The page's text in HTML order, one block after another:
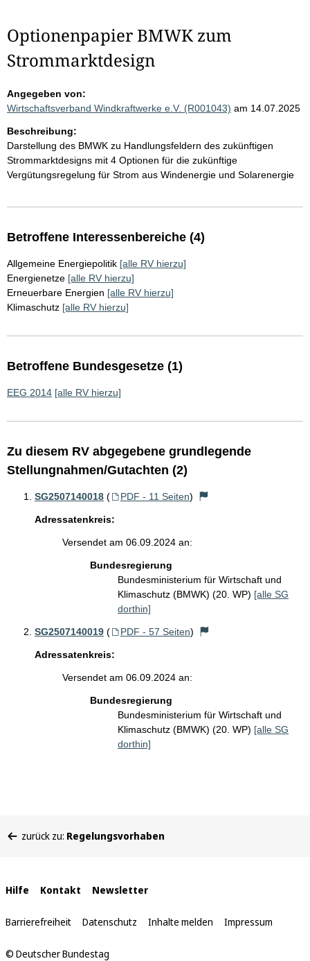
Optionenpapier BMWK zum
Strommarktdesign
Angegeben von:
Wirtschaftsverband Windkraftwerke e.V. (R001043) am 14.07.2025
Beschreibung:
Darstellung des BMWK zu Handlungsfeldern des zukünftigen
Strommarktdesigns mit 4 Optionen für die zukünftige
Vergütungsregelung für Strom aus Windenergie und Solarenergie
Betroffene Interessenbereiche (4)
Allgemeine Energiepolitik [alle RV hierzu]
Energienetze [alle RV hierzu]
Erneuerbare Energien [alle RV hierzu]
Klimaschutz [alle RV hierzu]
Betroffene Bundesgesetze (1)
EEG 2014 [alle RV hierzu]
Zu diesem RV abgegebene grundlegende
Stellungnahmen/Gutachten (2)
SG2507140018 ( PDF - 11 Seiten)
Adressatenkreis:
Versendet am 06.09.2024 an:
Bundesregierung
Bundesministerium für Wirtschaft und
Klimaschutz (BMWK) (20. WP) [alle SG
dorthin]
SG2507140019 ( PDF - 57 Seiten)
Adressatenkreis:
Versendet am 06.09.2024 an:
Bundesregierung
Bundesministerium für Wirtschaft und
Klimaschutz (BMWK) (20. WP) [alle SG
dorthin]
befinden
zurück zu: Regelungsvorhaben
Interne
Links
Hilfe Kontakt Newsletter
Barrierefreiheit Datenschutz Inhalte melden Impressum
© Deutscher Bundestag